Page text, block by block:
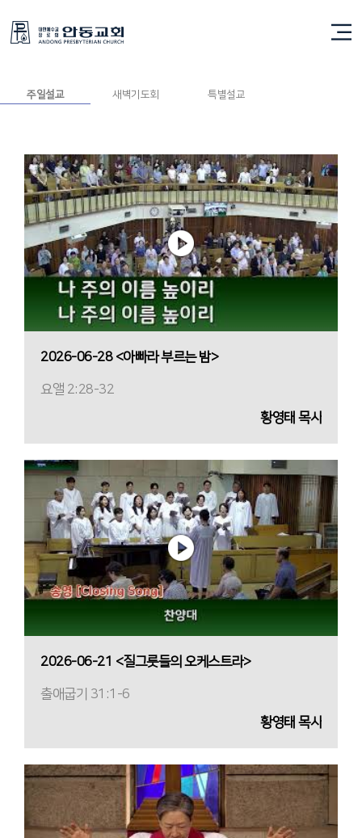
주일설교 새벽기도회 특별설교
2026-06-28 <아빠라 부르는 밤>
요앨 2:28-32
황영태 목사
2026-06-21 <질그릇들의 오케스트라>
출애굽기 31:1-6
황영태 목사